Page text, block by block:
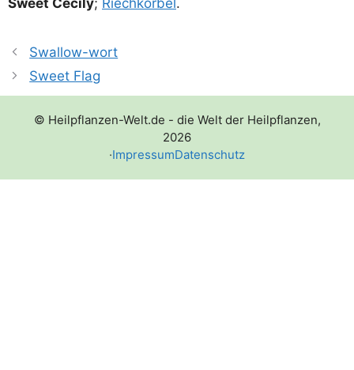
Sweet Ceci­ly; Riech­kör­bel.
Swallow-wort
Sweet Flag
© Heilpflanzen-Welt.de - die Welt der Heilpflanzen,
2026
·ImpressumDatenschutz